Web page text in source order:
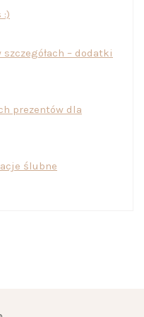
:)
szczegółach – dodatki
prezentów dla
ślubne